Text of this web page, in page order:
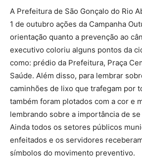
A Prefeitura de São Gonçalo do Rio
1 de outubro ações da Campanha
orientação quanto a prevenção ao
executivo coloriu alguns pontos da
como: prédio da Prefeitura, Praça
Saúde. Além disso, para lembrar
caminhões de lixo que trafegam por
também foram plotados com a cor e
lembrando sobre a importância de
Ainda todos os setores públicos
enfeitados e os servidores
símbolos do movimento preventivo.